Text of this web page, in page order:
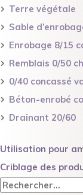
Terre végétale
Sable
Enrobage 8/15
Remblais 0/50
0/40 concassé
Béton-enrobé
Drainant 20/60
Navigation
de
l’article
Utilisation pour
Criblage des
Rechercher :